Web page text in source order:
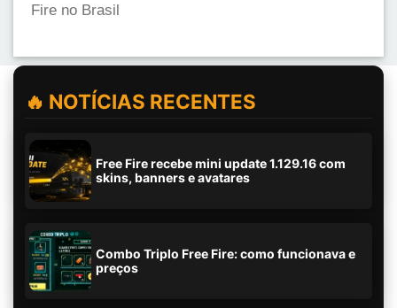
Fire no Brasil
🔥 NOTÍCIAS RECENTES
Free Fire recebe mini update 1.129.16 com
skins, banners e avatares
Combo Triplo Free Fire: como funcionava e
preços